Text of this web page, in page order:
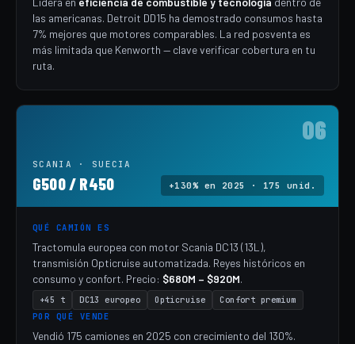
las americanas. Detroit DD15 ha demostrado consumos hasta
7% mejores que motores comparables. La red posventa es
más limitada que Kenworth — clave verificar cobertura en tu
ruta.
06
SCANIA · SUECIA
G500 / R450 +130% en 2025 · 175 unid.
QUÉ CAMIÓN ES
Tractomula europea con motor Scania DC13 (13L),
transmisión Opticruise automatizada. Reyes históricos en
consumo y confort. Precio: $680M – $920M.
+45 t DC13 europeo Opticruise
Confort premium
POR QUÉ VENDE
Vendió 175 camiones en 2025 con crecimiento del 130%.